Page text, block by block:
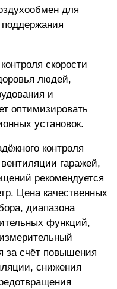
для
скорости
людей,
и
оптимизировать
установок.
контроля
гаражей,
рекомендуется
. Цена качественных
диапазона
функций,
за счёт повышения
снижения